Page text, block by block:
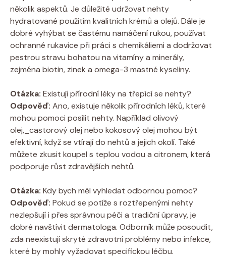
několik aspektů. Je důležité udržovat nehty
hydratované použitím kvalitních krémů a olejů. Dále je
dobré vyhýbat se častému namáčení rukou, používat
ochranné rukavice při práci s chemikáliemi a dodržovat
pestrou stravu bohatou na vitamíny a minerály,
zejména biotin, zinek a omega-3 mastné kyseliny.
Otázka: Existují přírodní léky na třepící se nehty?
Odpověď: Ano, existuje několik přírodních léků, které
mohou pomoci posílit nehty. Například olivový
olej,_castorový olej nebo kokosový olej mohou být
efektivní, když se vtírají do nehtů a jejich okolí. Také
můžete zkusit koupel s teplou vodou a citronem, která
podporuje růst zdravějších nehtů.
Otázka: Kdy bych měl vyhledat odbornou pomoc?
Odpověď: Pokud se potíže s roztřepenými nehty
nezlepšují i přes správnou péči a tradiční úpravy, je
dobré navštívit dermatologa. Odborník může posoudit,
zda neexistují skryté zdravotní problémy nebo infekce,
které by mohly vyžadovat specifickou léčbu.